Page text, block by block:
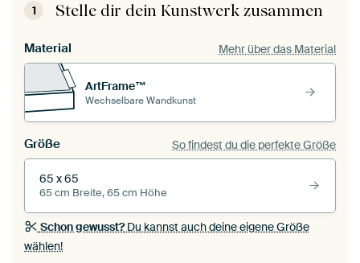
1 Stelle dir dein Kunstwerk zusammen
Material Mehr über das Material
ArtFrame™
Wechselbare Wandkunst
Größe So findest du die perfekte Größe
65 x 65
65 cm Breite, 65 cm Höhe
Schon gewusst?Du kannst auch deine eigene Größe
wählen!